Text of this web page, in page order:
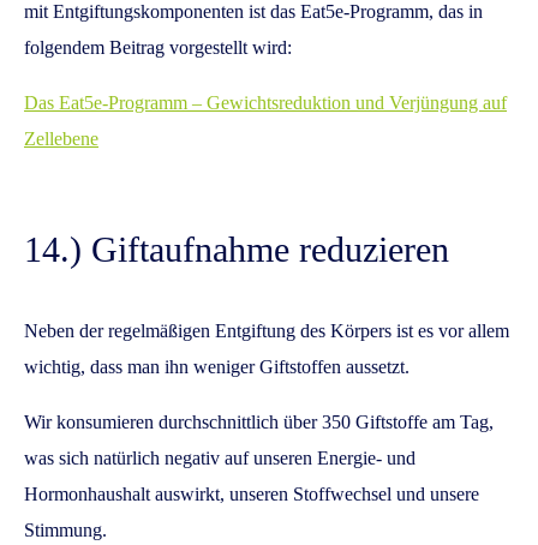
mit Entgiftungskomponenten ist das Eat5e-Programm, das in
folgendem Beitrag vorgestellt wird:
Das Eat5e-Programm – Gewichtsreduktion und Verjüngung auf
Zellebene
14.) Giftaufnahme reduzieren
Neben der regelmäßigen Entgiftung des Körpers ist es vor allem
wichtig, dass man ihn weniger Giftstoffen aussetzt.
Wir konsumieren durchschnittlich über 350 Giftstoffe am Tag,
was sich natürlich negativ auf unseren Energie- und
Hormonhaushalt auswirkt, unseren Stoffwechsel und unsere
Stimmung.